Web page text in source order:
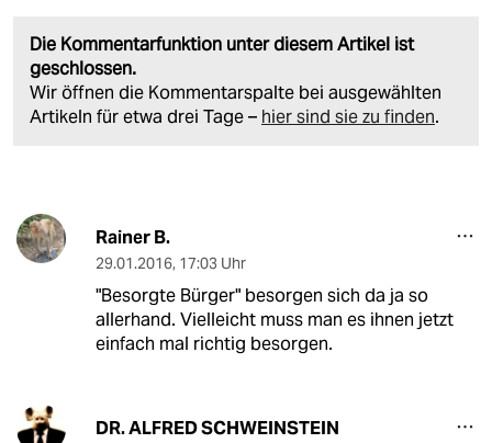
Die Kommentarfunktion unter diesem Artikel ist
geschlossen.
Wir öffnen die Kommentarspalte bei ausgewählten
Artikeln für etwa drei Tage – hier sind sie zu finden.
Rainer B.
29.01.2016, 17:03 Uhr
"Besorgte Bürger" besorgen sich da ja so
allerhand. Vielleicht muss man es ihnen jetzt
einfach mal richtig besorgen.
DR. ALFRED SCHWEINSTEIN